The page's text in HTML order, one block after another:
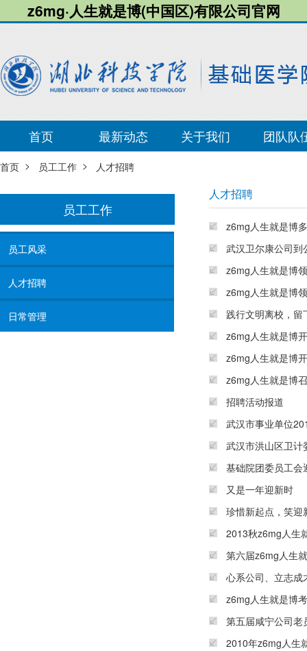
z6mg·人生就是博(中国区)有限公司官网
首页 最新动态 关于我们 团队队
首页 > 员工工作 > 人才招聘
员工工作
员工风采
人才招聘
日常管理
人才招聘
z6mg人生就是博
武汉卫尔康公司到
z6mg人生就是博
z6mg人生就是博
践行文明离校，
z6mg人生就是博
z6mg人生就是博
z6mg人生就是博
招聘活动报道
武汉市事业单位
武汉市洪山区卫
基础院团委员工会
又是一年迎新时
珍惜新起点，笑
2013秋z6mg人生
第六届z6mg人生
心系公司、立志
z6mg人生就是博
第五届咸宁公司老
2010年z6mg人生